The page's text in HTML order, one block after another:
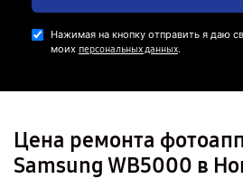
Нажимая на кнопку отправить я даю
моих персональных данных.
Цена ремонта
Samsung WB5000 в